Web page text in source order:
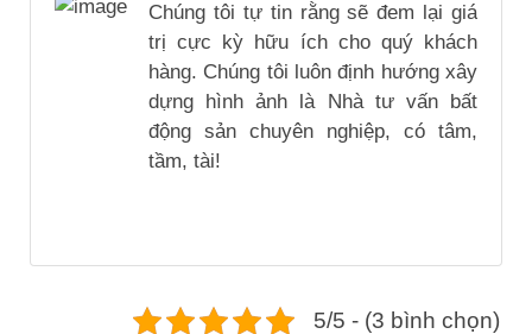
Chúng tôi tự tin rằng sẽ đem lại giá
trị cực kỳ hữu ích cho quý khách
hàng. Chúng tôi luôn định hướng xây
dựng hình ảnh là Nhà tư vấn bất
động sản chuyên nghiệp, có tâm,
tầm, tài!
5/5 - (3 bình chọn)